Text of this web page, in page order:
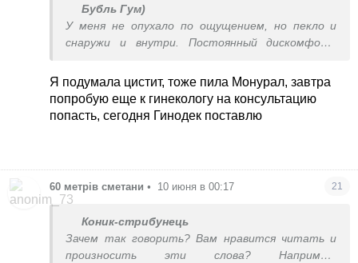
Бубль Гум)
У меня не опухало по ощущением, но пекло и
снаружи и внутри. Постоянный дискомфорт
В вашем случае думаю, что не цистит, так как
моча показала бы повышенные лейкоциты. Плюс
вы бы часто бегали в туалет. Если бы
помню, что самые обычные были.
Я подумала цистит, тоже пила Монурал, завтра
попробую еще к гинекологу на консультацию
попасть, сегодня Гинодек поставлю
60 метрів сметани • 10 июня в 00:17 21
Коник-стрибунець
Зачем так говорить? Вам нравится читать и
произносить эти слова? Например,